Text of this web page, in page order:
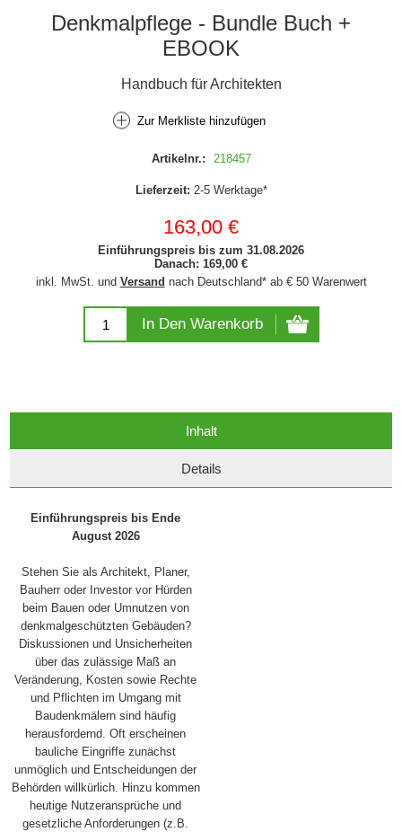
Denkmalpflege - Bundle Buch +
EBOOK
Handbuch für Architekten
Zur Merkliste hinzufügen
Artikelnr.: 218457
Lieferzeit: 2-5 Werktage*
163,00 €
Einführungspreis bis zum 31.08.2026
Danach: 169,00 €
inkl. MwSt. und Versand nach Deutschland* ab € 50 Warenwert
In Den Warenkorb
Inhalt
Details
Einführungspreis bis Ende
August 2026
Stehen Sie als Architekt, Planer,
Bauherr oder Investor vor Hürden
beim Bauen oder Umnutzen von
denkmalgeschützten Gebäuden?
Diskussionen und Unsicherheiten
über das zulässige Maß an
Veränderung, Kosten sowie Rechte
und Pflichten im Umgang mit
Baudenkmälern sind häufig
herausfordernd. Oft erscheinen
bauliche Eingriffe zunächst
unmöglich und Entscheidungen der
Behörden willkürlich. Hinzu kommen
heutige Nutzeransprüche und
gesetzliche Anforderungen (z.B.